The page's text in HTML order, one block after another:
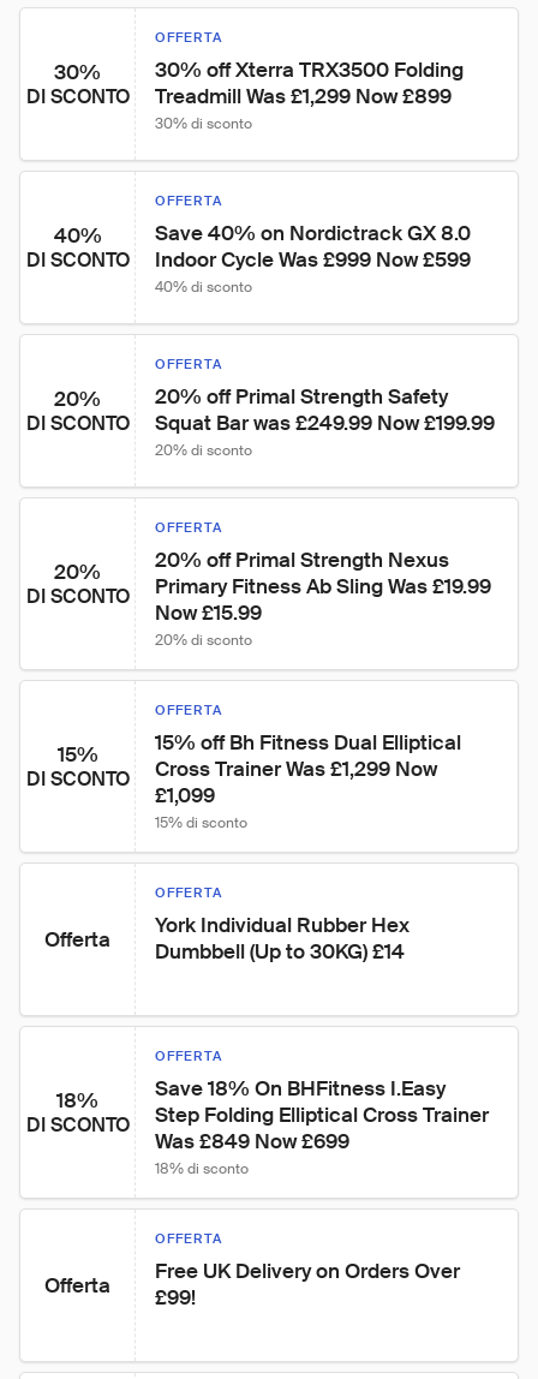
30%
DI SCONTO
OFFERTA
30% off Xterra TRX3500 Folding
Treadmill Was £1,299 Now £899
30% di sconto
40%
DI SCONTO
OFFERTA
Save 40% on Nordictrack GX 8.0
Indoor Cycle Was £999 Now £599
40% di sconto
20%
DI SCONTO
OFFERTA
20% off Primal Strength Safety
Squat Bar was £249.99 Now £199.99
20% di sconto
20%
DI SCONTO
OFFERTA
20% off Primal Strength Nexus
Primary Fitness Ab Sling Was £19.99
Now £15.99
20% di sconto
15%
DI SCONTO
OFFERTA
15% off Bh Fitness Dual Elliptical
Cross Trainer Was £1,299 Now
£1,099
15% di sconto
Offerta
OFFERTA
York Individual Rubber Hex
Dumbbell (Up to 30KG) £14
18%
DI SCONTO
OFFERTA
Save 18% On BHFitness I.Easy
Step Folding Elliptical Cross Trainer
Was £849 Now £699
18% di sconto
Offerta
OFFERTA
Free UK Delivery on Orders Over
£99!